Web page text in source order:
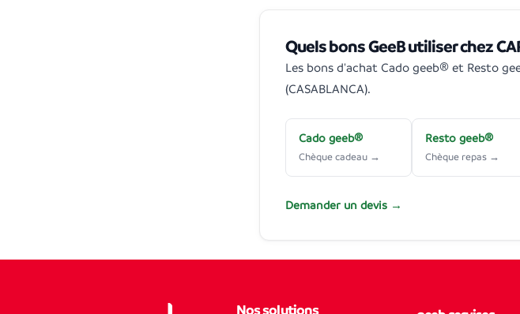
Quels bons GeeB utiliser chez
Les bons d'achat Cado geeb® et Resto
(CASABLANCA).
Cado geeb®
Chèque cadeau →
Resto geeb®
Chèque repas →
Demander un devis →
Nos solutions